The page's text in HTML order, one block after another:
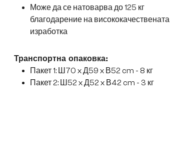
Може да се натоварва до 125 кг
благодарение на висококачествената
изработка
Транспортна опаковка:
Пакет 1: Ш70 x Д59 x В52 cm - 8 кг
Пакет 2: Ш52 x Д52 x В42 cm - 3 кг